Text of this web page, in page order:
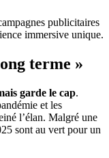
publicitaires
immersive unique.
terme »
garde le cap.
et les
l’élan. Malgré une
sont au vert pour un